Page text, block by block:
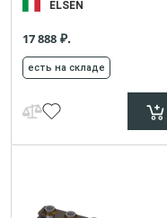
ELSEN
17 888 ₽.
есть на складе